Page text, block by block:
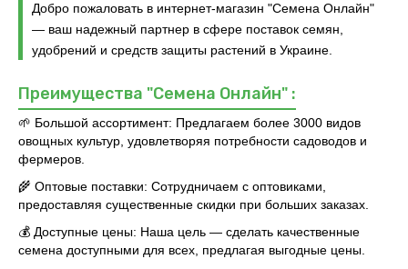
Добро пожаловать в интернет-магазин "Семена Онлайн"
— ваш надежный партнер в сфере поставок семян,
удобрений и средств защиты растений в Украине.
Преимущества "Семена Онлайн" :
🌱 Большой ассортимент: Предлагаем более 3000 видов
овощных культур, удовлетворяя потребности садоводов и
фермеров.
🌾 Оптовые поставки: Сотрудничаем с оптовиками,
предоставляя существенные скидки при больших заказах.
💰 Доступные цены: Наша цель — сделать качественные
семена доступными для всех, предлагая выгодные цены.